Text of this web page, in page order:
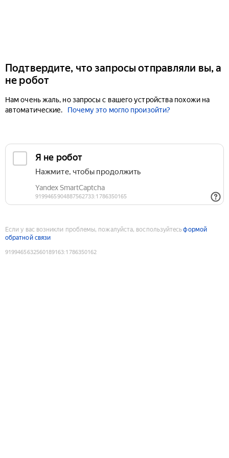
Подтвердите, что запросы отправляли вы, а
не робот
Нам очень жаль, но запросы с вашего устройства похожи на
автоматические.
Почему это могло произойти?
Если у вас возникли проблемы, пожалуйста, воспользуйтесьформой
обратной связи
9199465632560189163:1786350162